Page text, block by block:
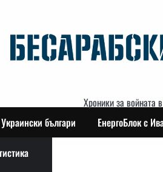
Хроники за войната
Украински българи ЕнергоБлок с